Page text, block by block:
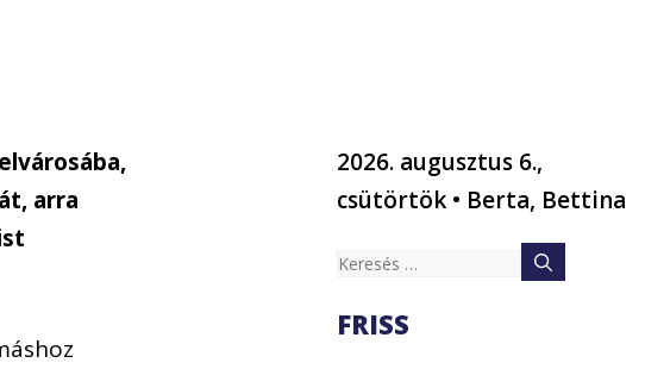
arra
2026. augusztus 6.,
csütörtök • Berta, Bettina
Keresés:
FRISS